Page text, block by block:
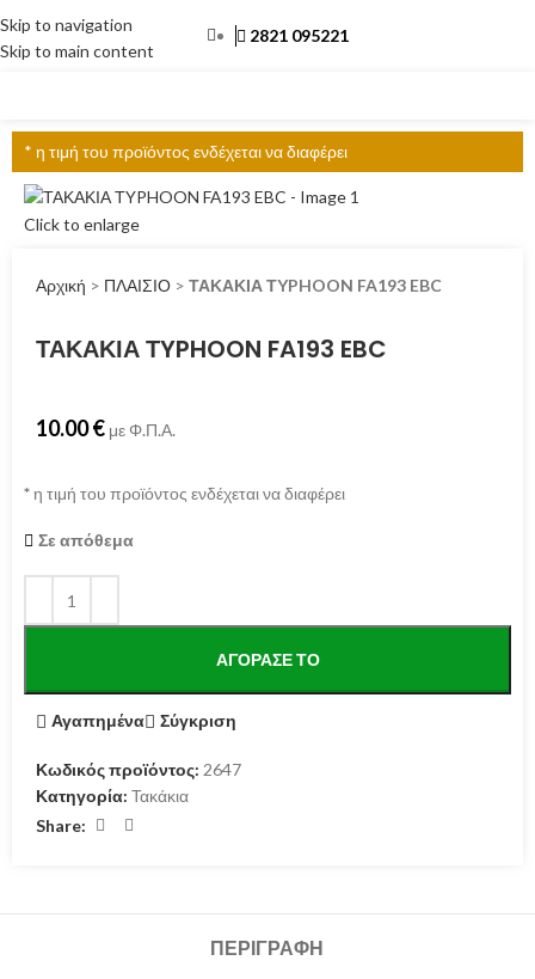
Skip to navigation
Skip to main content
2821 095221
* η τιμή του προϊόντος ενδέχεται να διαφέρει
Click to enlarge
Αρχική > ΠΛΑΙΣΙΟ > ΤΑΚΑΚΙΑ ΤYPHOON FA193 EBC
ΤΑΚΑΚΙΑ ΤYPHOON FA193 EBC
10.00€ με Φ.Π.Α.
*η τιμή του προϊόντος ενδέχεται να διαφέρει
Σε απόθεμα
ΑΓΌΡΑΣΕ ΤΟ
Αγαπημένα Σύγκριση
Κωδικός προϊόντος: 2647
Κατηγορία: Τακάκια
Share:
ΠΕΡΙΓΡΑΦΉ